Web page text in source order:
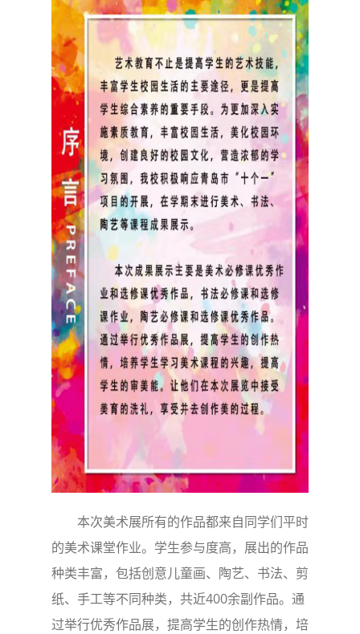
本次美术展所有的作品都来自同学们平时
的美术课堂作业。学生参与度高，展出的作品
种类丰富，包括创意儿童画、陶艺、书法、剪
纸、手工等不同种类，共近400余副作品。通
过举行优秀作品展，提高学生的创作热情，培